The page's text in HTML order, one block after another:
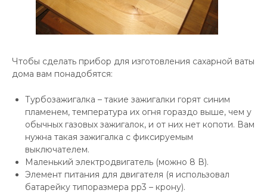
Чтобы сделать прибор для изготовления сахарной ваты
дома вам понадобятся:
Турбозажигалка – такие зажигалки горят синим
пламенем, температура их огня гораздо выше, чем у
обычных газовых зажигалок, и от них нет копоти. Вам
нужна такая зажигалка с фиксируемым
выключателем.
Маленький электродвигатель (можно 8 В).
Элемент питания для двигателя (я использовал
батарейку типоразмера рр3 – крону).